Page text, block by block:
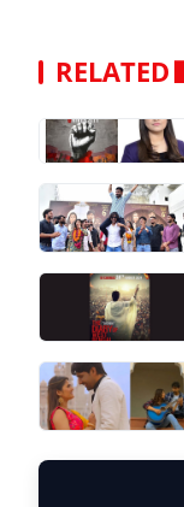
RELATED